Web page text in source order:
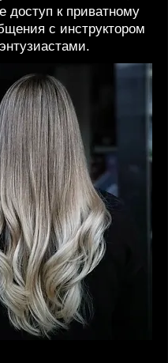
доступ к приватному
с инструктором